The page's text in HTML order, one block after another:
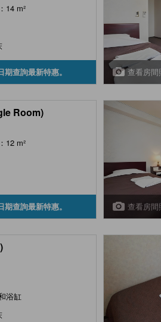
14 m²
期查詢最新特惠。 查看房
Room)
12 m²
期查詢最新特惠。 查看房
浴缸